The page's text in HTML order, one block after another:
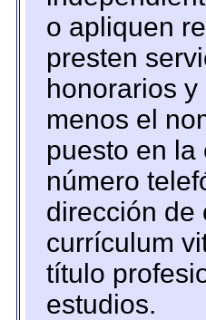
o apliquen
presten
honorarios
menos el
puesto en la
número
dirección de
currículum
título
estudios.